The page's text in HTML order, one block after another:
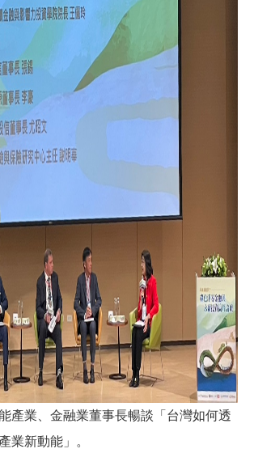
產業、金融業董事長暢談「台灣如何透
業新動能」。